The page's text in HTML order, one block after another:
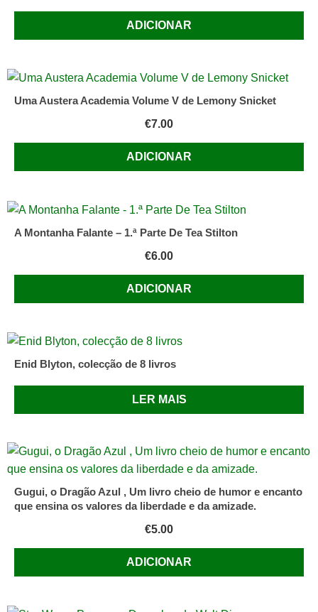
ADICIONAR
Uma Austera Academia Volume V de Lemony Snicket
€7.00
ADICIONAR
A Montanha Falante – 1.ª Parte De Tea Stilton
€6.00
ADICIONAR
Enid Blyton, colecção de 8 livros
LER MAIS
Gugui, o Dragão Azul , Um livro cheio de humor e encanto
que ensina os valores da liberdade e da amizade.
€5.00
ADICIONAR